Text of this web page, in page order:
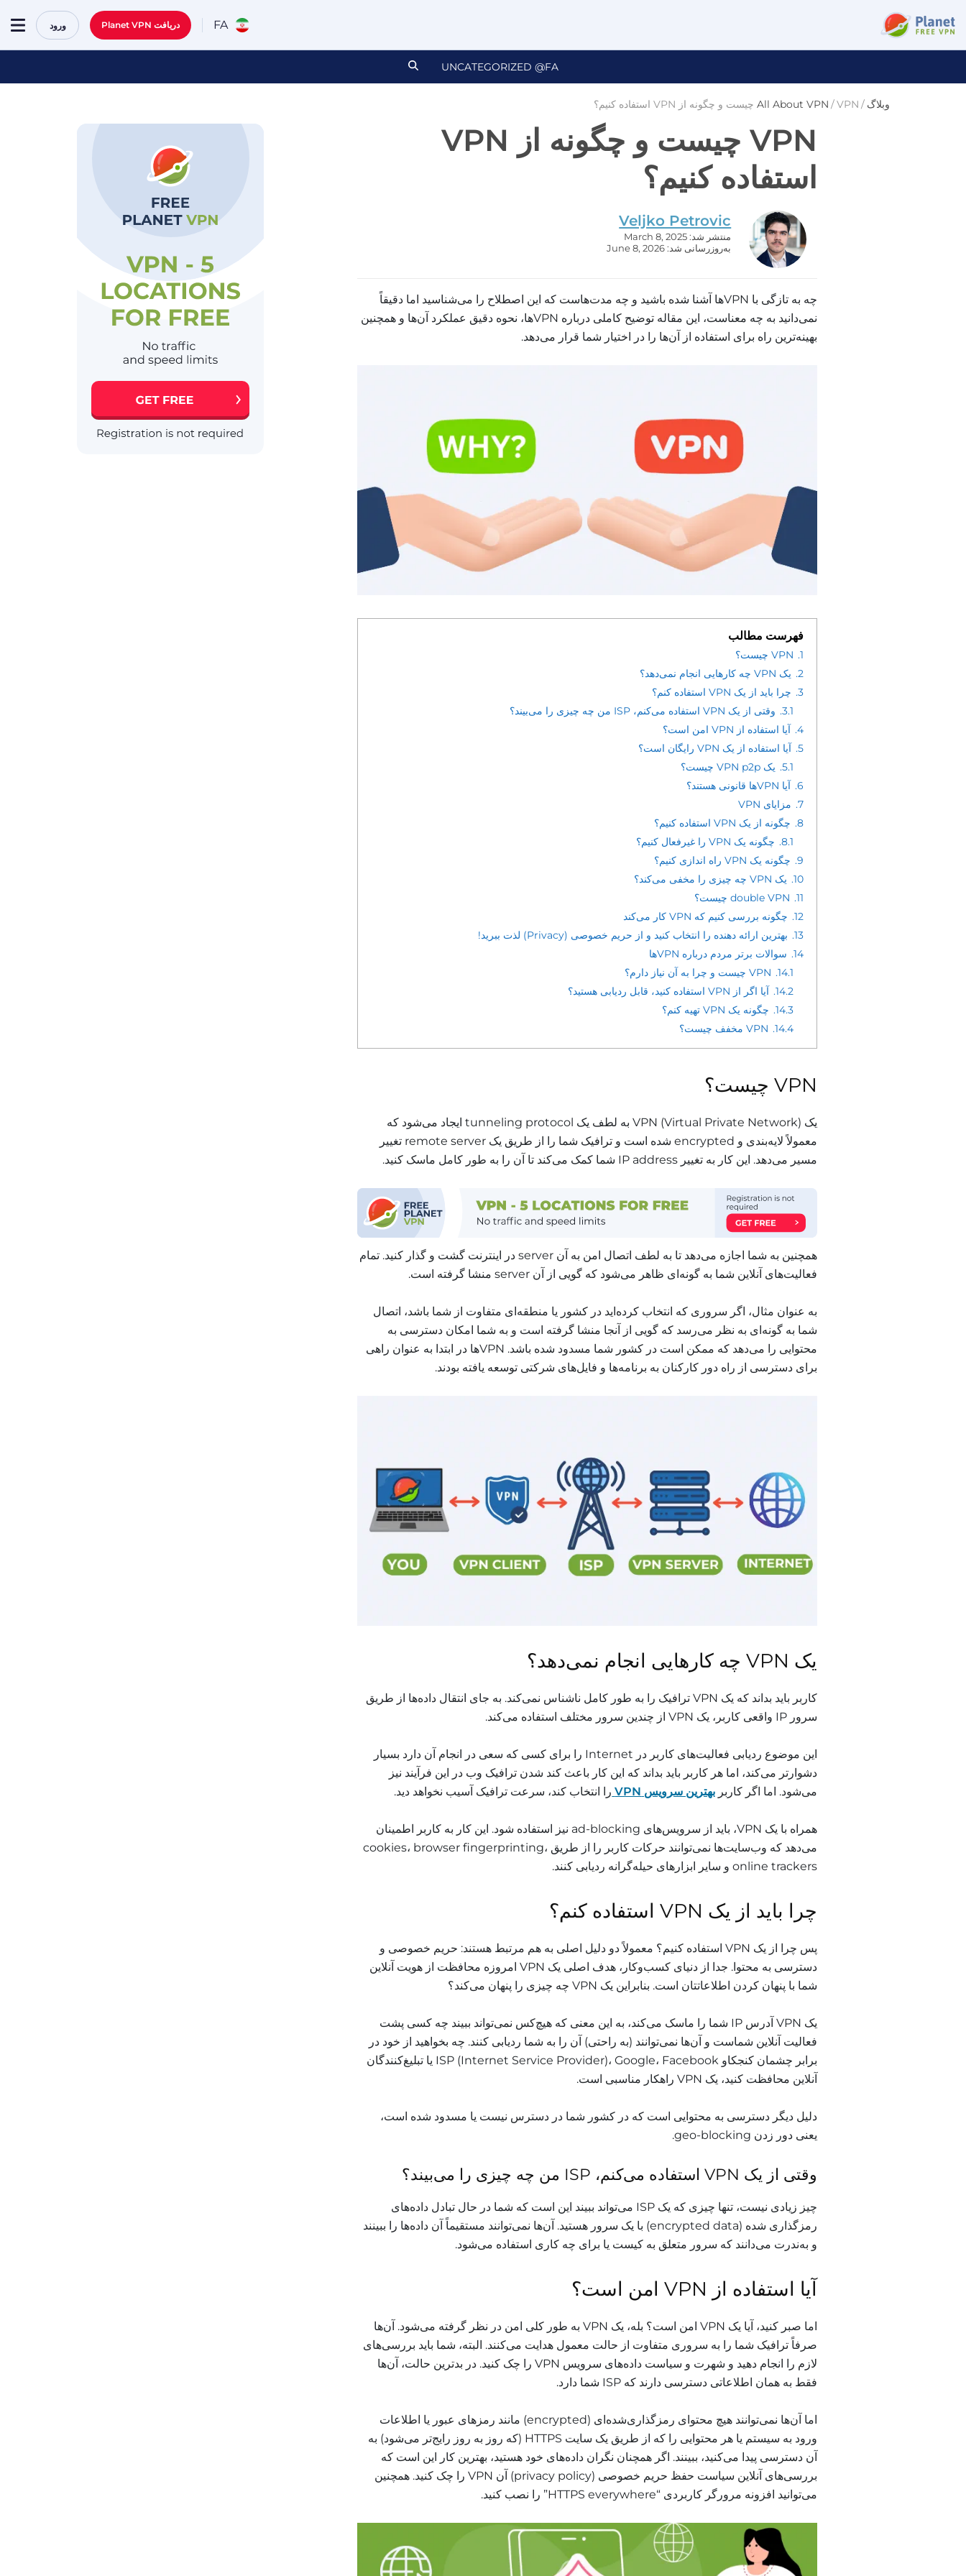
FA دریافت Planet VPN ورود
UNCATEGORIZED @FA
وبلاگ /
All About VPN /VPN چیست و چگونه از VPN استفاده کنیم؟
VPN چیست و چگونه از VPN
استفاده کنیم؟
Veljko Petrovic
منتشر شد: March 8, 2025
به‌روزرسانی شد: June 8, 2026
چه به تازگی با VPNها آشنا شده باشید و چه مدت‌هاست که این اصطلاح را می‌شناسید اما دقیقاً
نمی‌دانید به چه معناست، این مقاله توضیح کاملی درباره VPNها، نحوه دقیق عملکرد آن‌ها و همچنین
بهینه‌ترین راه برای استفاده از آن‌ها را در اختیار شما قرار می‌دهد.
فهرست مطالب
1. VPN چیست؟
2. یک VPN چه کارهایی انجام نمی‌دهد؟
3. چرا باید از یک VPN استفاده کنم؟
3.1. وقتی از یک VPN استفاده می‌کنم، ISP من چه چیزی را می‌بیند؟
4. آیا استفاده از VPN امن است؟
5. آیا استفاده از یک VPN رایگان است؟
5.1. یک VPN p2p چیست؟
6. آیا VPNها قانونی هستند؟
7. مزایای VPN
8. چگونه از یک VPN استفاده کنیم؟
8.1. چگونه یک VPN را غیرفعال کنیم؟
9. چگونه یک VPN راه اندازی کنیم؟
10. یک VPN چه چیزی را مخفی می‌کند؟
11. double VPN چیست؟
12. چگونه بررسی کنیم که VPN کار می‌کند
13. بهترین ارائه دهنده را انتخاب کنید و از حریم خصوصی (Privacy) لذت ببرید!
14. سوالات برتر مردم درباره VPNها
14.1. VPN چیست و چرا به آن نیاز دارم؟
14.2. آیا اگر از VPN استفاده کنید، قابل ردیابی هستید؟
14.3. چگونه یک VPN تهیه کنم؟
14.4. VPN مخفف چیست؟
VPN چیست؟
یک VPN (Virtual Private Network) به لطف یک tunneling protocol ایجاد می‌شود که
معمولاً لایه‌بندی و encrypted شده است و ترافیک شما را از طریق یک remote server تغییر
مسیر می‌دهد. این کار به تغییر IP address شما کمک می‌کند تا آن را به طور کامل ماسک کنید.
همچنین به شما اجازه می‌دهد تا به لطف اتصال امن به آن server در اینترنت گشت و گذار کنید. تمام
فعالیت‌های آنلاین شما به گونه‌ای ظاهر می‌شود که گویی از آن server منشا گرفته است.
به عنوان مثال، اگر سروری که انتخاب کرده‌اید در کشور یا منطقه‌ای متفاوت از شما باشد، اتصال
شما به گونه‌ای به نظر می‌رسد که گویی از آنجا منشا گرفته است و به شما امکان دسترسی به
محتوایی را می‌دهد که ممکن است در کشور شما مسدود شده باشد. VPNها در ابتدا به عنوان راهی
برای دسترسی از راه دور کارکنان به برنامه‌ها و فایل‌های شرکتی توسعه یافته بودند.
یک VPN چه کارهایی انجام نمی‌دهد؟
کاربر باید بداند که یک VPN ترافیک را به طور کامل ناشناس نمی‌کند. به جای انتقال داده‌ها از طریق
سرور IP واقعی کاربر، یک VPN از چندین سرور مختلف استفاده می‌کند.
این موضوع ردیابی فعالیت‌های کاربر در Internet را برای کسی که سعی در انجام آن دارد بسیار
دشوارتر می‌کند، اما هر کاربر باید بداند که این کار باعث کند شدن ترافیک وب در این فرآیند نیز
می‌شود. اما اگر کاربر بهترین سرویس VPN را انتخاب کند، سرعت ترافیک آسیب نخواهد دید.
همراه با یک VPN، باید از سرویس‌های ad-blocking نیز استفاده شود. این کار به کاربر اطمینان
می‌دهد که وب‌سایت‌ها نمی‌توانند حرکات کاربر را از طریق cookies، browser fingerprinting،
online trackers و سایر ابزارهای حیله‌گرانه ردیابی کنند.
چرا باید از یک VPN استفاده کنم؟
پس چرا از یک VPN استفاده کنیم؟ معمولاً دو دلیل اصلی به هم مرتبط هستند: حریم خصوصی و
دسترسی به محتوا. جدا از دنیای کسب‌و‌کار، هدف اصلی یک VPN امروزه محافظت از هویت آنلاین
شما با پنهان کردن اطلاعاتتان است. بنابراین یک VPN چه چیزی را پنهان می‌کند؟
یک VPN آدرس IP شما را ماسک می‌کند، به این معنی که هیچ‌کس نمی‌تواند ببیند چه کسی پشت
فعالیت آنلاین شماست و آن‌ها نمی‌توانند (به راحتی) آن را به شما ردیابی کنند. چه بخواهید از خود در
برابر چشمان کنجکاو ISP (Internet Service Provider)، Google، Facebook یا تبلیغ‌کنندگان
آنلاین محافظت کنید، یک VPN راهکار مناسبی است.
دلیل دیگر دسترسی به محتوایی است که در کشور شما در دسترس نیست یا مسدود شده است،
یعنی دور زدن geo-blocking.
وقتی از یک VPN استفاده می‌کنم، ISP من چه چیزی را می‌بیند؟
چیز زیادی نیست، تنها چیزی که یک ISP می‌تواند ببیند این است که شما در حال تبادل داده‌های
رمزگذاری شده (encrypted data) با یک سرور هستید. آن‌ها نمی‌توانند مستقیماً آن داده‌ها را ببینند
و به‌ندرت می‌دانند که سرور متعلق به کیست یا برای چه کاری استفاده می‌شود.
آیا استفاده از VPN امن است؟
اما صبر کنید، آیا یک VPN امن است؟ بله، یک VPN به طور کلی امن در نظر گرفته می‌شود. آن‌ها
صرفاً ترافیک شما را به سروری متفاوت از حالت معمول هدایت می‌کنند. البته، شما باید بررسی‌های
لازم را انجام دهید و شهرت و سیاست داده‌های سرویس VPN را چک کنید. در بدترین حالت، آن‌ها
فقط به همان اطلاعاتی دسترسی دارند که ISP شما دارد.
اما آن‌ها نمی‌توانند هیچ محتوای رمزگذاری‌شده‌ای (encrypted) مانند رمزهای عبور یا اطلاعات
ورود به سیستم یا هر محتوایی را که از طریق یک سایت HTTPS (که روز به روز رایج‌تر می‌شود) به
آن دسترسی پیدا می‌کنید، ببینند. اگر همچنان نگران داده‌های خود هستید، بهترین کار این است که
بررسی‌های آنلاین سیاست حفظ حریم خصوصی (privacy policy) آن VPN را چک کنید. همچنین
می‌توانید افزونه مرورگر کاربردی “HTTPS everywhere” را نصب کنید.